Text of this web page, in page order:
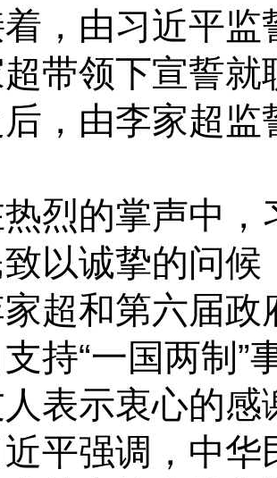
由习近平监
带领下宣誓就
由李家超监
的掌声中，
以诚挚的问
超和第六届
持“一国两制
表示衷心的感
强调，中华